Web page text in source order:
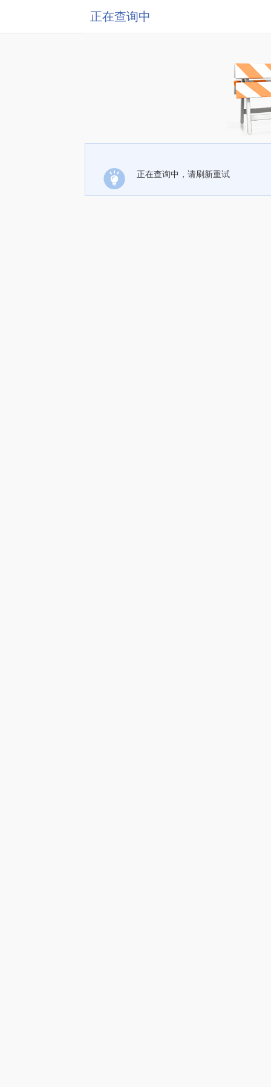
正在查询中
正在查询中，请刷新重试